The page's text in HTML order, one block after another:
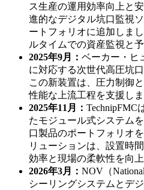
ス生産の運用効率向上と
進的なデジタル坑口監視
ートフォリオに追加しま
ルタイムでの資産監視と
2025年9月： ベーカー・ヒ
に対応する次世代高圧坑
この新装置は、圧力制御
性能な上流工程を支援しま
2025年11月： TechnipFMC
たモジュール式システム
口製品のポートフォリオ
リューションは、設置時
効率と現場の柔軟性を向上
2026年3月： NOV（
シーリングシステムとデ